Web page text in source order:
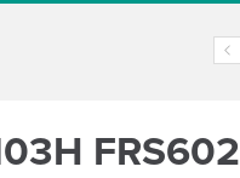
FRS602